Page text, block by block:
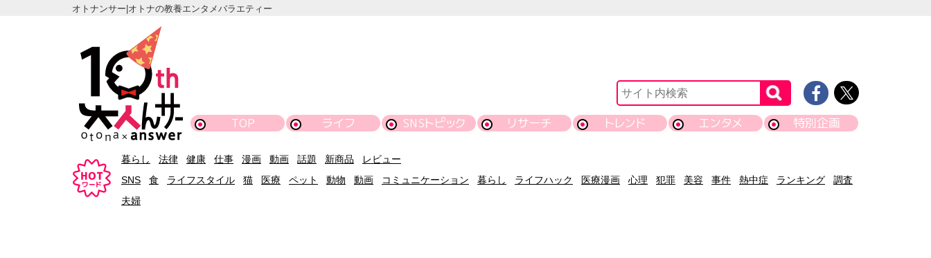
オトナンサー|オトナの教養エンタメバラエティー
TOP ライフ SNSトピック リサーチ トレンド エンタメ 特別企画
暮らし 法律 健康 仕事 漫画 動画 話題 新商品
レビュー
SNS
食 ライフスタイル 猫 医療 ペット 動物 動画 コミュニケーション 暮らし ライフハック 医療漫画 心理 犯罪 美容 事件 熱中症 ランキング
調査
夫婦